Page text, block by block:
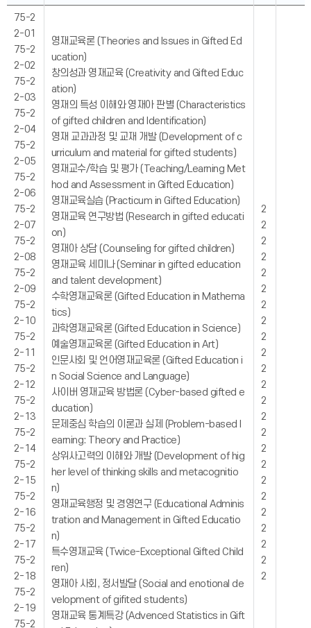
75-2
2-01
75-2
2-02
75-2
2-03
75-2
2-04
75-2
2-05
75-2
2-06
75-2
2-07
75-2
2-08
75-2
2-09
75-2
2-10
75-2
2-11
75-2
2-12
75-2
2-13
75-2
2-14
75-2
2-15
75-2
2-16
75-2
2-17
75-2
2-18
75-2
2-19
75-2
영재교육론 (Theories and Issues in Gifted Ed
ucation)
창의성과 영재교육 (Creativity and Gifted Educ
ation)
영재의 특성 이해와 영재아 판별 (Characteristics
of gifted children and Identification)
영재 교과과정 및 교재 개발 (Development of c
urriculum and material for gifted students)
영재교수/학습 및 평가 (Teaching/Learning Met
hod and Assessment in Gifted Education)
영재교육실습 (Practicum in Gifted Education)
영재교육 연구방법 (Research in gifted educati
on)
영재아 상담 (Counseling for gifted children)
영재교육 세미나 (Seminar in gifted education
and talent development)
수학영재교육론 (Gifted Education in Mathema
tics)
과학영재교육론 (Gifted Education in Science)
예술영재교육론 (Gifted Education in Art)
인문사회 및 언어영재교육론 (Gifted Education i
n Social Science and Language)
사이버 영재교육 방법론 (Cyber-based gifted e
ducation)
문제중심 학습의 이론과 실제 (Problem-based l
earning: Theory and Practice)
상위사고력의 이해와 개발 (Development of hig
her level of thinking skills and metacognitio
n)
영재교육행정 및 경영연구 (Educational Adminis
tration and Management in Gifted Educatio
n)
특수영재교육 (Twice-Exceptional Gifted Child
ren)
영재아 사회, 정서발달 (Social and enotional de
velopment of gifited students)
영재교육 통계특강 (Advenced Statistics in Gift
2
2
2
2
2
2
2
2
2
2
2
2
2
2
2
2
2
2
2
2
2
2
2
2